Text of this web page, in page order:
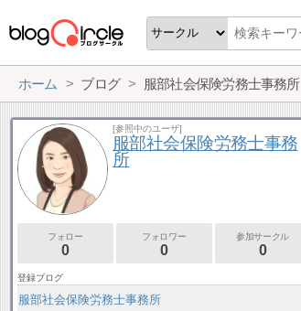
ホーム ブログ 服部社会保険労務士事務所
[参照中のユーザ]
服部社会保険労務士事務
所
フォロー
0
フォロワー
0
参加サークル
0
登録ブログ
服部社会保険労務士事務所